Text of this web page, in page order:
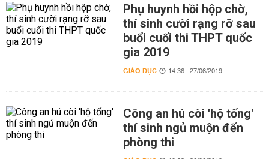
Phụ huynh hồi hộp chờ,
thí sinh cười rạng rỡ sau
buổi cuối thi THPT quốc
gia 2019
GIÁO DỤC 14:36 | 27/06/2019
Công an hú còi 'hộ tống'
thí sinh ngủ muộn đến
phòng thi